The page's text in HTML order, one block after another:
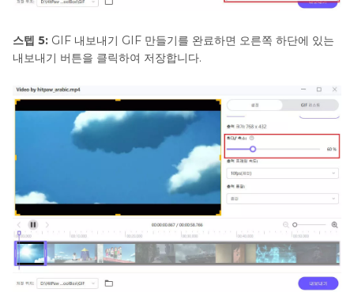
스텝 5: GIF 내보내기 GIF 만들기를 완료하면 오른쪽 하단에 있는
내보내기 버튼을 클릭하여 저장합니다.